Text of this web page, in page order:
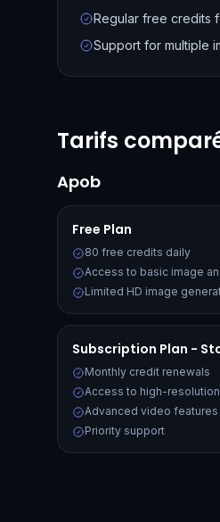
Regular free credits
Support for multiple
Tarifs
Apob
Free Plan
80 free credits daily
Access to basic image
Limited HD image
Subscription Plan -
Monthly credit renewals
Access to high-
Advanced video
Priority support